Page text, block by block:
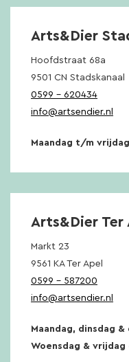
Arts&Dier
Hoofdstraat 68a
9501 CN Stadskanaal
0599 – 620434
info@artsendier.nl
Maandag t/m
Arts&Dier Ter
Markt 23
9561 KA Ter Apel
0599 – 587200
info@artsendier.nl
Maandag, dinsdag
Woensdag &